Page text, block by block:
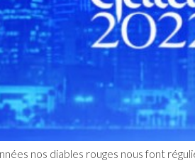
nos diables rouges nous font